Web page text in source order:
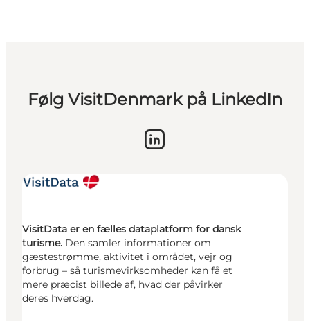
Følg VisitDenmark på LinkedIn
VisitData er en fælles dataplatform for dansk
turisme. Den samler informationer om
gæstestrømme, aktivitet i området, vejr og
forbrug – så turismevirksomheder kan få et
mere præcist billede af, hvad der påvirker
deres hverdag.